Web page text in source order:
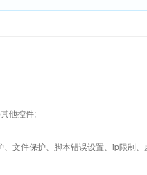
他控件;
文件保护、脚本错误设置、ip限制